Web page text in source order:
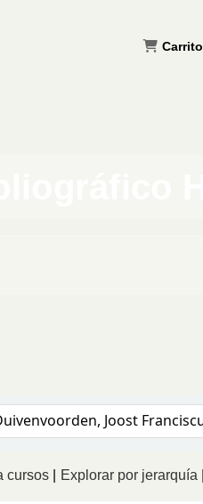
Carrito
en el catálogo
cursos Explorar por jerarquía